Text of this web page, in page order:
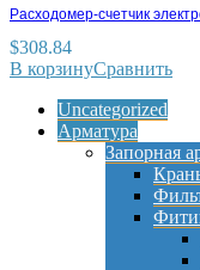
Расходомер-счетчик
$308.84
В корзинуСравнить
Uncategorized
Арматура
Запорная